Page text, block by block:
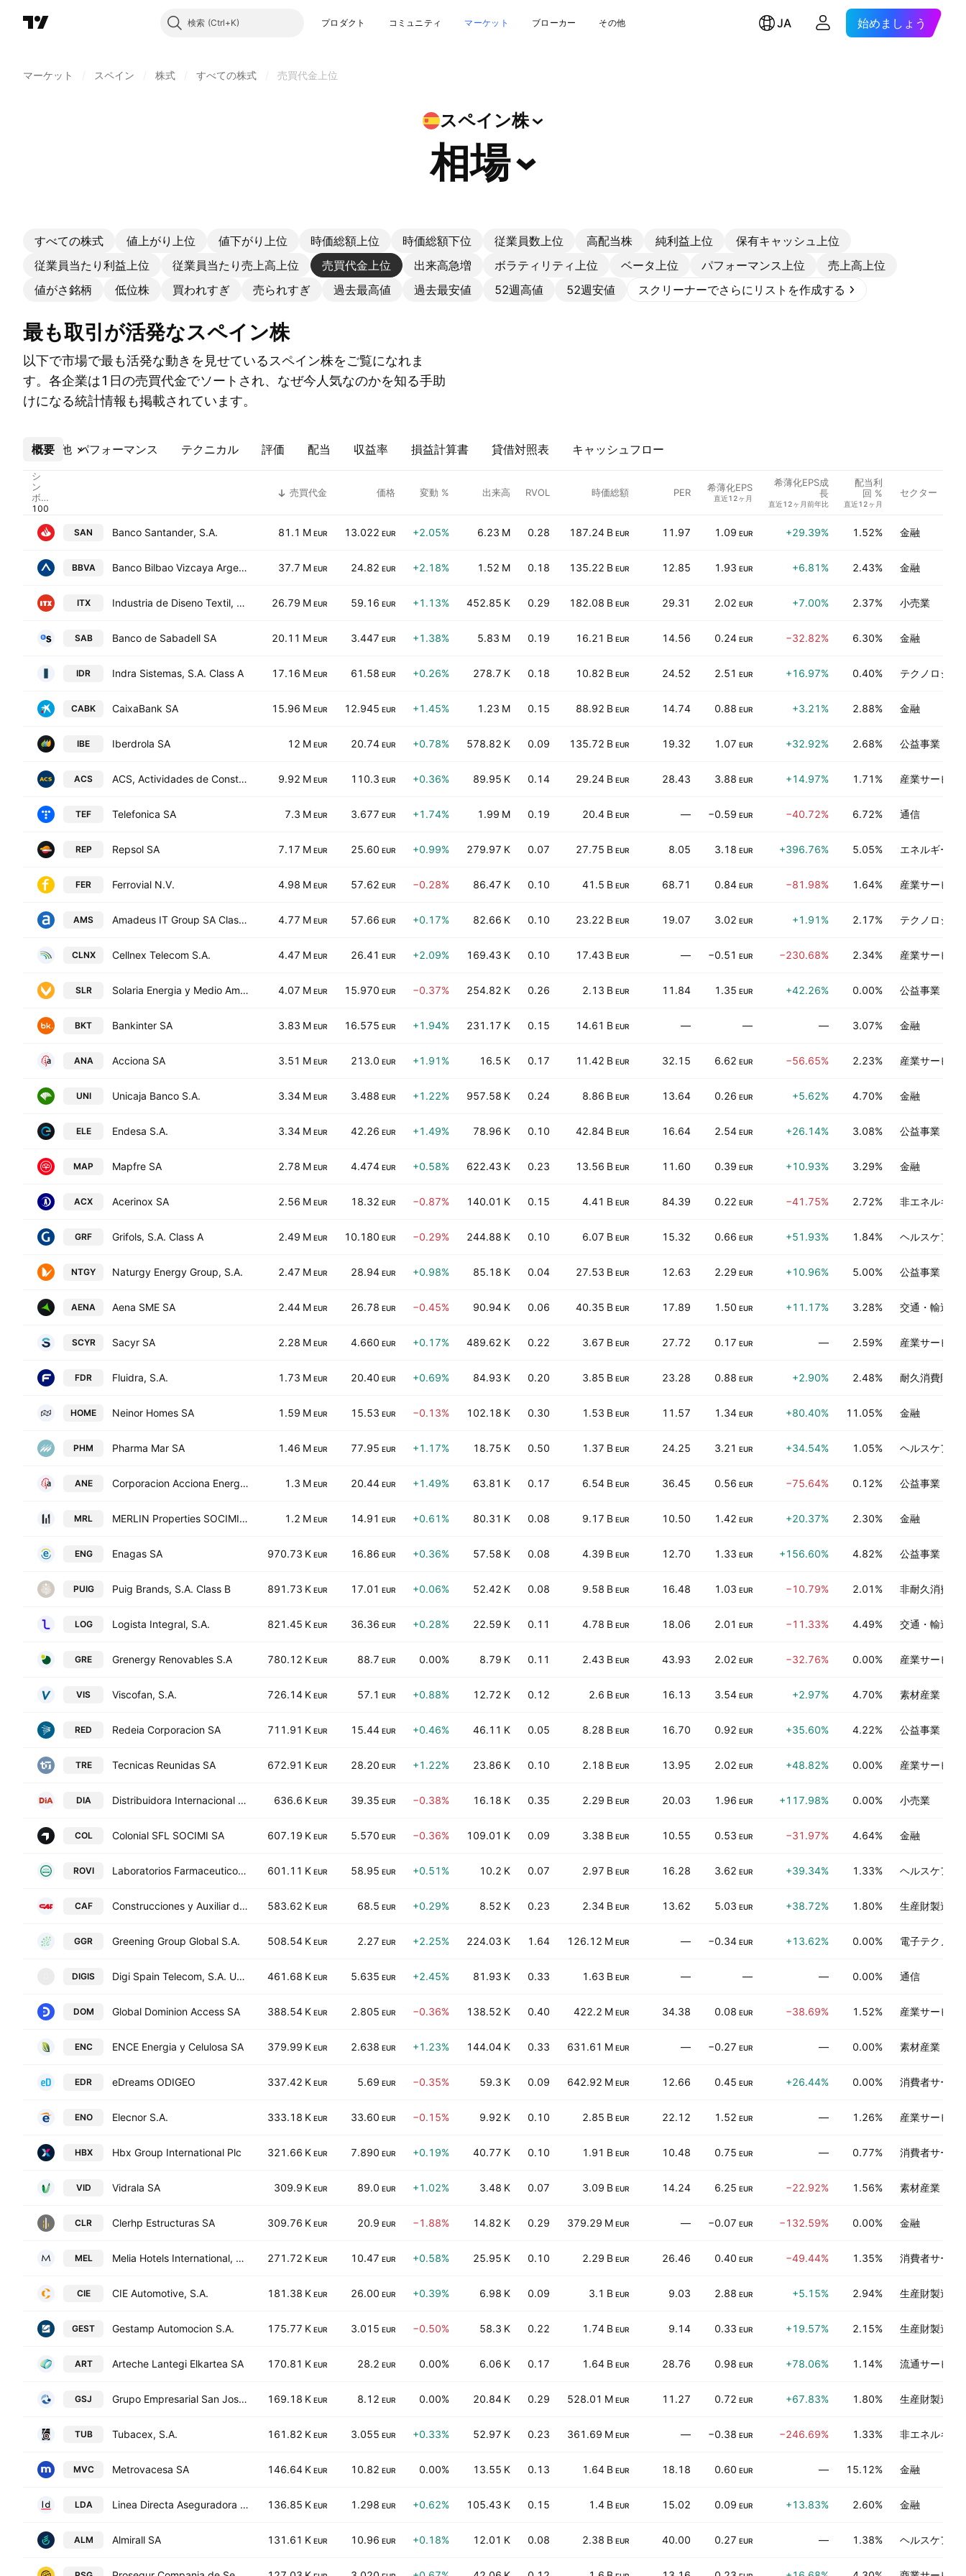
検索 プロダクト コミュニティ マーケット ブローカー その他 JA 始めましょう
マーケット スペイン 株式 すべての株式 売買代金上位
スペイン株
相場
すべての株式 値上がり上位 値下がり上位 時価総額上位 時価総額下位 従業員数上位 高配当株 純利益上位
保有キャッシュ上位
従業員当たり利益上位
従業員当たり売上高上位 売買代金上位 出来高急増 ボラティリティ上位 ベータ上位 パフォーマンス上位
売上高上位
値がさ銘柄
低位株 買われすぎ 売られすぎ 過去最高値 過去最安値 52週高値 52週安値 スクリーナーでさらにリストを作成する
最も取引が活発なスペイン株
以下で市場で最も活発な動きを見せているスペイン株をご覧になれま
す。各企業は1日の売買代金でソートされ、なぜ今人気なのかを知る手助
けになる統計情報も掲載されています。
概要 パフォーマンス テクニカル 評価 配当 収益率 損益計算書 貸借対照表 キャッシュフロー
その他
シ
ン
ボ
ル
売買代金 価格 変動 % 出来高 RVOL 時価総額 PER 希薄化EPS
直近12ヶ月
希薄化EPS成
長
直近12ヶ月前年比
配当利
回 %
直近12ヶ月
セクター
SAN Banco Santander, S.A. 81.1 M EUR 13.022 EUR +2.05% 6.23 M 0.28 187.24 B EUR 11.97 1.09 EUR +29.39% 1.52% 金融
BBVA Banco Bilbao Vizcaya Argentaria, S.A. 37.7 M EUR 24.82 EUR +2.18% 1.52 M 0.18 135.22 B EUR 12.85 1.93 EUR +6.81% 2.43% 金融
ITX Industria de Diseno Textil, S.A. 26.79 M EUR 59.16 EUR +1.13% 452.85 K 0.29 182.08 B EUR 29.31 2.02 EUR +7.00% 2.37% 小売業
SAB Banco de Sabadell SA 20.11 M EUR 3.447 EUR +1.38% 5.83 M 0.19 16.21 B EUR 14.56 0.24 EUR −32.82% 6.30% 金融
IDR Indra Sistemas, S.A. Class A 17.16 M EUR 61.58 EUR +0.26% 278.7 K 0.18 10.82 B EUR 24.52 2.51 EUR +16.97% 0.40% テクノロジー
CABK CaixaBank SA 15.96 M EUR 12.945 EUR +1.45% 1.23 M 0.15 88.92 B EUR 14.74 0.88 EUR +3.21% 2.88% 金融
IBE Iberdrola SA 12 M EUR 20.74 EUR +0.78% 578.82 K 0.09 135.72 B EUR 19.32 1.07 EUR +32.92% 2.68% 公益事業
ACS ACS, Actividades de Construccion y Servicios SA 9.92 M EUR 110.3 EUR +0.36% 89.95 K 0.14 29.24 B EUR 28.43 3.88 EUR +14.97% 1.71% 産業サービス
TEF Telefonica SA 7.3 M EUR 3.677 EUR +1.74% 1.99 M 0.19 20.4 B EUR — −0.59 EUR −40.72% 6.72% 通信
REP Repsol SA 7.17 M EUR 25.60 EUR +0.99% 279.97 K 0.07 27.75 B EUR 8.05 3.18 EUR +396.76% 5.05% エネルギー鉱
FER Ferrovial N.V. 4.98 M EUR 57.62 EUR −0.28% 86.47 K 0.10 41.5 B EUR 68.71 0.84 EUR −81.98% 1.64% 産業サービス
AMS Amadeus IT Group SA Class A 4.77 M EUR 57.66 EUR +0.17% 82.66 K 0.10 23.22 B EUR 19.07 3.02 EUR +1.91% 2.17% テクノロジー
CLNX Cellnex Telecom S.A. 4.47 M EUR 26.41 EUR +2.09% 169.43 K 0.10 17.43 B EUR — −0.51 EUR −230.68% 2.34% 産業サービス
SLR Solaria Energia y Medio Ambiente, S.A. 4.07 M EUR 15.970 EUR −0.37% 254.82 K 0.26 2.13 B EUR 11.84 1.35 EUR +42.26% 0.00% 公益事業
BKT Bankinter SA 3.83 M EUR 16.575 EUR +1.94% 231.17 K 0.15 14.61 B EUR — — — 3.07% 金融
ANA Acciona SA 3.51 M EUR 213.0 EUR +1.91% 16.5 K 0.17 11.42 B EUR 32.15 6.62 EUR −56.65% 2.23% 産業サービス
UNI Unicaja Banco S.A. 3.34 M EUR 3.488 EUR +1.22% 957.58 K 0.24 8.86 B EUR 13.64 0.26 EUR +5.62% 4.70% 金融
ELE Endesa S.A. 3.34 M EUR 42.26 EUR +1.49% 78.96 K 0.10 42.84 B EUR 16.64 2.54 EUR +26.14% 3.08% 公益事業
MAP Mapfre SA 2.78 M EUR 4.474 EUR +0.58% 622.43 K 0.23 13.56 B EUR 11.60 0.39 EUR +10.93% 3.29% 金融
ACX Acerinox SA 2.56 M EUR 18.32 EUR −0.87% 140.01 K 0.15 4.41 B EUR 84.39 0.22 EUR −41.75% 2.72% 非エネルギー
GRF Grifols, S.A. Class A 2.49 M EUR 10.180 EUR −0.29% 244.88 K 0.10 6.07 B EUR 15.32 0.66 EUR +51.93% 1.84% ヘルスケアテ
NTGY Naturgy Energy Group, S.A. 2.47 M EUR 28.94 EUR +0.98% 85.18 K 0.04 27.53 B EUR 12.63 2.29 EUR +10.96% 5.00% 公益事業
AENA Aena SME SA 2.44 M EUR 26.78 EUR −0.45% 90.94 K 0.06 40.35 B EUR 17.89 1.50 EUR +11.17% 3.28% 交通・輸送
SCYR Sacyr SA 2.28 M EUR 4.660 EUR +0.17% 489.62 K 0.22 3.67 B EUR 27.72 0.17 EUR — 2.59% 産業サービス
FDR Fluidra, S.A. 1.73 M EUR 20.40 EUR +0.69% 84.93 K 0.20 3.85 B EUR 23.28 0.88 EUR +2.90% 2.48% 耐久消費財
HOME Neinor Homes SA 1.59 M EUR 15.53 EUR −0.13% 102.18 K 0.30 1.53 B EUR 11.57 1.34 EUR +80.40% 11.05% 金融
PHM Pharma Mar SA 1.46 M EUR 77.95 EUR +1.17% 18.75 K 0.50 1.37 B EUR 24.25 3.21 EUR +34.54% 1.05% ヘルスケアテ
ANE Corporacion Acciona Energias Renovables SA 1.3 M EUR 20.44 EUR +1.49% 63.81 K 0.17 6.54 B EUR 36.45 0.56 EUR −75.64% 0.12% 公益事業
MRL MERLIN Properties SOCIMI, S.A. 1.2 M EUR 14.91 EUR +0.61% 80.31 K 0.08 9.17 B EUR 10.50 1.42 EUR +20.37% 2.30% 金融
ENG Enagas SA 970.73 K EUR 16.86 EUR +0.36% 57.58 K 0.08 4.39 B EUR 12.70 1.33 EUR +156.60% 4.82% 公益事業
PUIG Puig Brands, S.A. Class B 891.73 K EUR 17.01 EUR +0.06% 52.42 K 0.08 9.58 B EUR 16.48 1.03 EUR −10.79% 2.01% 非耐久消費財
LOG Logista Integral, S.A. 821.45 K EUR 36.36 EUR +0.28% 22.59 K 0.11 4.78 B EUR 18.06 2.01 EUR −11.33% 4.49% 交通・輸送
GRE Grenergy Renovables S.A 780.12 K EUR 88.7 EUR 0.00% 8.79 K 0.11 2.43 B EUR 43.93 2.02 EUR −32.76% 0.00% 産業サービス
VIS Viscofan, S.A. 726.14 K EUR 57.1 EUR +0.88% 12.72 K 0.12 2.6 B EUR 16.13 3.54 EUR +2.97% 4.70% 素材産業
RED Redeia Corporacion SA 711.91 K EUR 15.44 EUR +0.46% 46.11 K 0.05 8.28 B EUR 16.70 0.92 EUR +35.60% 4.22% 公益事業
TRE Tecnicas Reunidas SA 672.91 K EUR 28.20 EUR +1.22% 23.86 K 0.10 2.18 B EUR 13.95 2.02 EUR +48.82% 0.00% 産業サービス
DIA Distribuidora Internacional de Alimentacion SA 636.6 K EUR 39.35 EUR −0.38% 16.18 K 0.35 2.29 B EUR 20.03 1.96 EUR +117.98% 0.00% 小売業
COL Colonial SFL SOCIMI SA 607.19 K EUR 5.570 EUR −0.36% 109.01 K 0.09 3.38 B EUR 10.55 0.53 EUR −31.97% 4.64% 金融
ROVI Laboratorios Farmaceuticos Rovi, S.A. 601.11 K EUR 58.95 EUR +0.51% 10.2 K 0.07 2.97 B EUR 16.28 3.62 EUR +39.34% 1.33% ヘルスケアテ
CAF Construcciones y Auxiliar de Ferrocarriles, S.A. 583.62 K EUR 68.5 EUR +0.29% 8.52 K 0.23 2.34 B EUR 13.62 5.03 EUR +38.72% 1.80% 生産財製造
GGR Greening Group Global S.A. 508.54 K EUR 2.27 EUR +2.25% 224.03 K 1.64 126.12 M EUR — −0.34 EUR +13.62% 0.00% 電子テクノロ
DIGIS Digi Spain Telecom, S.A. Unipersonal 461.68 K EUR 5.635 EUR +2.45% 81.93 K 0.33 1.63 B EUR — — — 0.00% 通信
DOM Global Dominion Access SA 388.54 K EUR 2.805 EUR −0.36% 138.52 K 0.40 422.2 M EUR 34.38 0.08 EUR −38.69% 1.52% 産業サービス
ENC ENCE Energia y Celulosa SA 379.99 K EUR 2.638 EUR +1.23% 144.04 K 0.33 631.61 M EUR — −0.27 EUR — 0.00% 素材産業
EDR eDreams ODIGEO 337.42 K EUR 5.69 EUR −0.35% 59.3 K 0.09 642.92 M EUR 12.66 0.45 EUR +26.44% 0.00% 消費者サービ
ENO Elecnor S.A. 333.18 K EUR 33.60 EUR −0.15% 9.92 K 0.10 2.85 B EUR 22.12 1.52 EUR — 1.26% 産業サービス
HBX Hbx Group International Plc 321.66 K EUR 7.890 EUR +0.19% 40.77 K 0.10 1.91 B EUR 10.48 0.75 EUR — 0.77% 消費者サービ
VID Vidrala SA 309.9 K EUR 89.0 EUR +1.02% 3.48 K 0.07 3.09 B EUR 14.24 6.25 EUR −22.92% 1.56% 素材産業
CLR Clerhp Estructuras SA 309.76 K EUR 20.9 EUR −1.88% 14.82 K 0.29 379.29 M EUR — −0.07 EUR −132.59% 0.00% 金融
MEL Melia Hotels International, S.A. 271.72 K EUR 10.47 EUR +0.58% 25.95 K 0.10 2.29 B EUR 26.46 0.40 EUR −49.44% 1.35% 消費者サービ
CIE CIE Automotive, S.A. 181.38 K EUR 26.00 EUR +0.39% 6.98 K 0.09 3.1 B EUR 9.03 2.88 EUR +5.15% 2.94% 生産財製造
GEST Gestamp Automocion S.A. 175.77 K EUR 3.015 EUR −0.50% 58.3 K 0.22 1.74 B EUR 9.14 0.33 EUR +19.57% 2.15% 生産財製造
ART Arteche Lantegi Elkartea SA 170.81 K EUR 28.2 EUR 0.00% 6.06 K 0.17 1.64 B EUR 28.76 0.98 EUR +78.06% 1.14% 流通サービス
GSJ Grupo Empresarial San Jose, S.A. 169.18 K EUR 8.12 EUR 0.00% 20.84 K 0.29 528.01 M EUR 11.27 0.72 EUR +67.83% 1.80% 生産財製造
TUB Tubacex, S.A. 161.82 K EUR 3.055 EUR +0.33% 52.97 K 0.23 361.69 M EUR — −0.38 EUR −246.69% 1.33% 非エネルギー
MVC Metrovacesa SA 146.64 K EUR 10.82 EUR 0.00% 13.55 K 0.13 1.64 B EUR 18.18 0.60 EUR — 15.12% 金融
LDA Linea Directa Aseguradora SA 136.85 K EUR 1.298 EUR +0.62% 105.43 K 0.15 1.4 B EUR 15.02 0.09 EUR +13.83% 2.60% 金融
ALM Almirall SA 131.61 K EUR 10.96 EUR +0.18% 12.01 K 0.08 2.38 B EUR 40.00 0.27 EUR — 1.38% ヘルスケアテ